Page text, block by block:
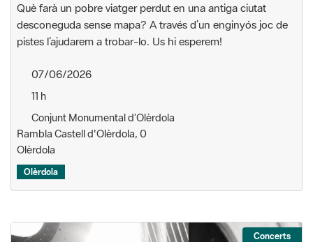
Què farà un pobre viatger perdut en una antiga ciutat
desconeguda sense mapa? A través d’un enginyós joc de
pistes l’ajudarem a trobar-lo. Us hi esperem!
07/06/2026
11 h
Conjunt Monumental d’Olèrdola
Rambla Castell d'Olèrdola, 0
Olèrdola
Olèrdola
Concerts